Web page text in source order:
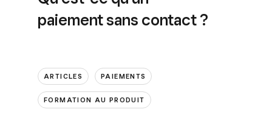
paiement sans contact ?
ARTICLES PAIEMENTS
FORMATION AU PRODUIT